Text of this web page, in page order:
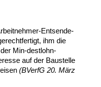
Ent­sen­de­
ihm die
Min-dest­lohn­
auf der Bau­stel­le
(BVerfG 20. März